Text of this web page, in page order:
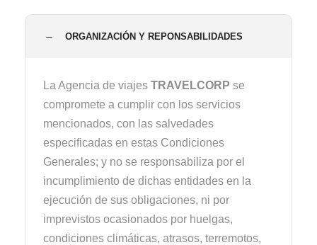
ORGANIZACIÓN Y REPONSABILIDADES
La Agencia de viajes TRAVELCORP se
compromete a cumplir con los servicios
mencionados, con las salvedades
especificadas en estas Condiciones
Generales; y no se responsabiliza por el
incumplimiento de dichas entidades en la
ejecución de sus obligaciones, ni por
imprevistos ocasionados por huelgas,
condiciones climáticas, atrasos, terremotos,